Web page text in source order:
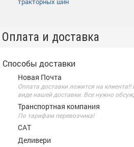
Оплата и доставка
Способы доставки
Новая Почта
Оплата доставки ложится на
виде нашей доставки. Все нужно
Транспортная компания
По тарифам перевозчика!
САТ
Деливери